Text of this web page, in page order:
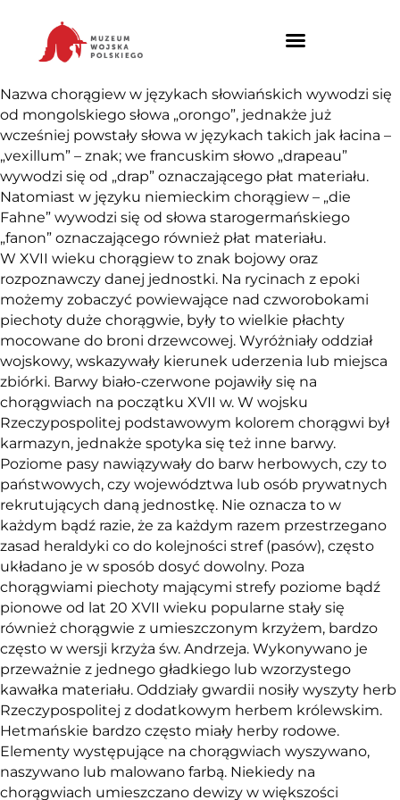
Nazwa chorągiew w językach słowiańskich wywodzi się
od mongolskiego słowa „orongo”, jednakże już
wcześniej powstały słowa w językach takich jak łacina –
„vexillum” – znak; we francuskim słowo „drapeau”
wywodzi się od „drap” oznaczającego płat materiału.
Natomiast w języku niemieckim chorągiew – „die
Fahne” wywodzi się od słowa starogermańskiego
„fanon” oznaczającego również płat materiału.
W XVII wieku chorągiew to znak bojowy oraz
rozpoznawczy danej jednostki. Na rycinach z epoki
możemy zobaczyć powiewające nad czworobokami
piechoty duże chorągwie, były to wielkie płachty
mocowane do broni drzewcowej. Wyróżniały oddział
wojskowy, wskazywały kierunek uderzenia lub miejsca
zbiórki. Barwy biało-czerwone pojawiły się na
chorągwiach na początku XVII w. W wojsku
Rzeczypospolitej podstawowym kolorem chorągwi był
karmazyn, jednakże spotyka się też inne barwy.
Poziome pasy nawiązywały do barw herbowych, czy to
państwowych, czy województwa lub osób prywatnych
rekrutujących daną jednostkę. Nie oznacza to w
każdym bądź razie, że za każdym razem przestrzegano
zasad heraldyki co do kolejności stref (pasów), często
układano je w sposób dosyć dowolny. Poza
chorągwiami piechoty mającymi strefy poziome bądź
pionowe od lat 20 XVII wieku popularne stały się
również chorągwie z umieszczonym krzyżem, bardzo
często w wersji krzyża św. Andrzeja. Wykonywano je
przeważnie z jednego gładkiego lub wzorzystego
kawałka materiału. Oddziały gwardii nosiły wyszyty herb
Rzeczypospolitej z dodatkowym herbem królewskim.
Hetmańskie bardzo często miały herby rodowe.
Elementy występujące na chorągwiach wyszywano,
naszywano lub malowano farbą. Niekiedy na
chorągwiach umieszczano dewizy w większości